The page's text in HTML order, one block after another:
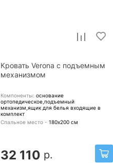
Кровать Verona с подъемным
механизмом
Компоненты: основание
ортопедическое,подъемный
механизм,ящик для белья входящие в
комплект
Спальное место - 180х200 см
32 110 р.